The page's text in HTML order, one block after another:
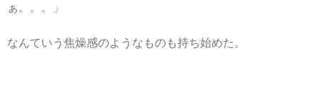
ぁ。。。」
なんていう焦燥感のようなものも持ち始めた。